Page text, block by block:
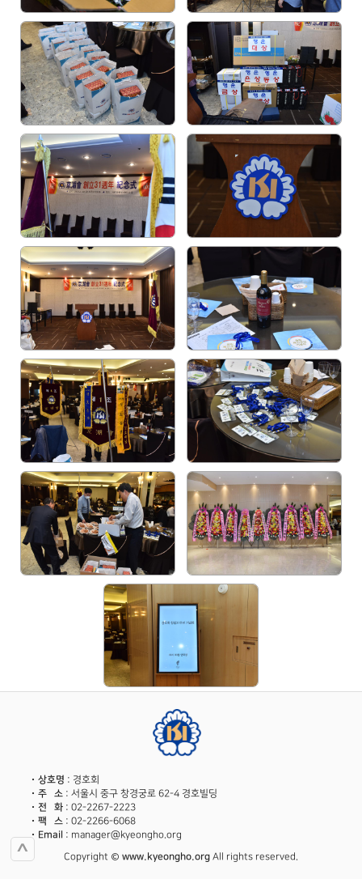
^
상호명 : 경호회
주 소 : 서울시 중구 창경궁로 62-4 경호빌딩
전 화 : 02-2267-2223
팩 스 : 02-2266-6068
Email : manager@kyeongho.org
Copyright © www.kyeongho.org All rights reserved.